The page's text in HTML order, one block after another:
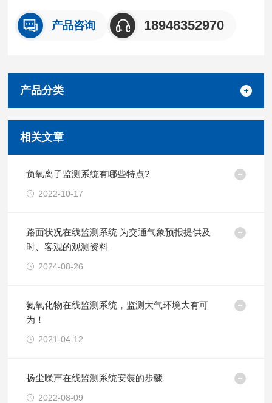
产品咨询 18948352970
产品分类
相关文章
负氧离子监测系统有哪些特点?
2022-10-17
路面状况在线监测系统 为交通气象预报提供及
时、客观的观测资料
2024-08-26
氮氧化物在线监测系统，监测大气环境大有可
为！
2021-04-12
扬尘噪声在线监测系统安装的步骤
2022-08-09